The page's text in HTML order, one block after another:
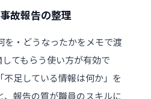
故報告の整理
を・どうなったかをメモで渡
てもらう使い方が有効で
不足している情報は何か」を
報告の質が職員のスキルに